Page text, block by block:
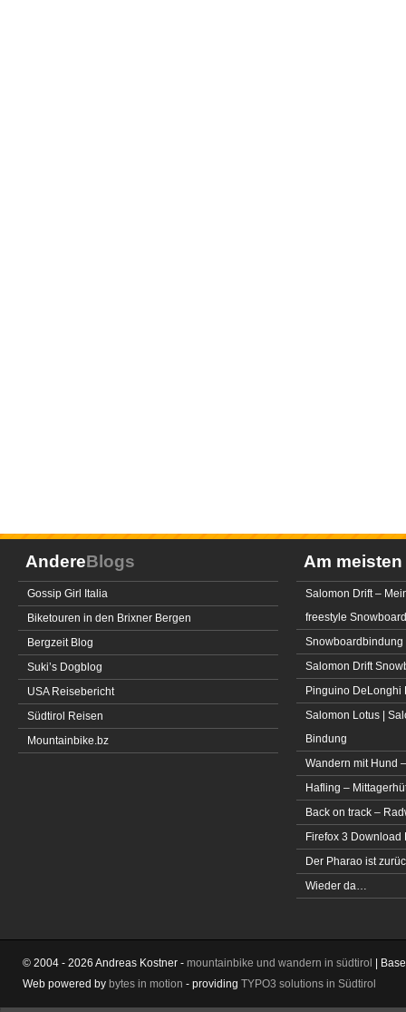
AndereBlogs
Gossip Girl Italia
Biketouren in den Brixner Bergen
Bergzeit Blog
Suki’s Dogblog
USA Reisebericht
Südtirol Reisen
Mountainbike.bz
Am meisten
Salomon Drift –
freestyle Snowboard
Snowboardbindung
Salomon Drift
Pinguino DeLonghi
Salomon Lotus |
Bindung
Wandern mit Hund
Hafling –
Back on track –
Firefox 3 Download
Der Pharao ist
Wieder da…
© 2004 - 2026 Andreas Kostner - mountainbike und wandern in südtirol |
Web powered by bytes in motion - providing TYPO3 solutions in Südtirol